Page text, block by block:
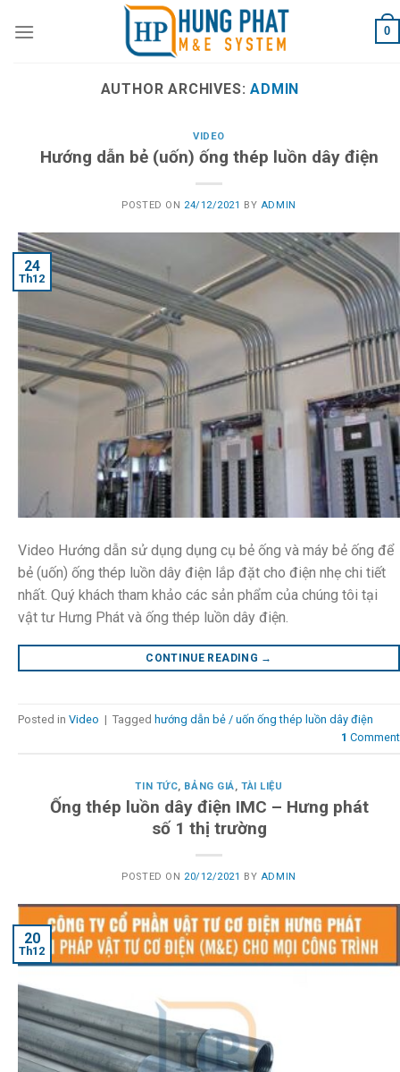
0
AUTHOR ARCHIVES:ADMIN
VIDEO
Hướng dẫn bẻ (uốn) ống thép luồn dây điện
POSTED ON 24/12/2021 BY ADMIN
24
Th12
Video Hướng dẫn sử dụng dụng cụ bẻ ống và máy bẻ ống để
bẻ (uốn) ống thép luồn dây điện lắp đặt cho điện nhẹ chi tiết
nhất. Quý khách tham khảo các sản phẩm của chúng tôi tại
vật tư Hưng Phát và ống thép luồn dây điện.
CONTINUE READING →
Posted in Video | Tagged hướng dẫn bẻ / uốn ống thép luồn dây điện
1 Comment
TIN TỨC, BẢNG GIÁ,TÀI LIỆU
Ống thép luồn dây điện IMC – Hưng phát
số 1 thị trường
POSTED ON 20/12/2021 BY ADMIN
20
Th12